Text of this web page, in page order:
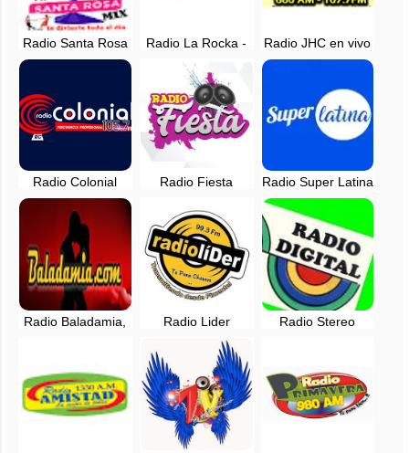
Radio Santa Rosa
Mix - EN VIVO -
Radio La Rocka -
Chiclayo, Perú
Radio JHC en vivo
- 660 AM - 107.7
Radio Colonial
105.7 FM -
Chiclayo, en vivo
Radio Fiesta
FM - Chiclayo, en
vivo
Radio Super Latina
- 103.3 FM -
Cayalti - Zaña, en
vivo
Radio Baladamia,
Radio Lider
Pimentel - 99.3 FM
- Chiclayo
Radio Stereo